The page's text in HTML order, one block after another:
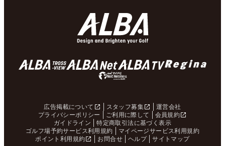
広告掲載について スタッフ募集
運営会社
プライバシーポリシー
ご利用に際して
会員規約
ガイドライン
特定商取引法に基づく表示
ゴルフ場予約サービス利用規約
マイページサービス利用規約
ポイント利用規約
お問合せ ヘルプ サイトマップ